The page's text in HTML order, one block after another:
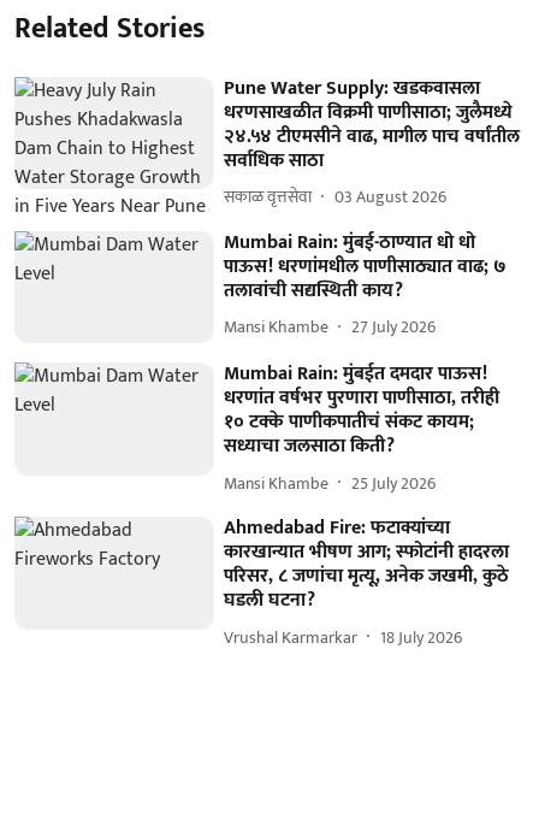
Related Stories
Pune Water Supply: खडकवासला
धरणसाखळीत विक्रमी पाणीसाठा; जुलैमध्ये
२४.५४ टीएमसीने वाढ, मागील पाच वर्षांतील
सर्वाधिक साठा
सकाळ वृत्तसेवा 03 August 2026
Mumbai Rain: मुंबई-ठाण्यात धो धो
पाऊस! धरणांमधील पाणीसाठ्यात वाढ; ७
तलावांची सद्यस्थिती काय?
Mansi Khambe 27 July 2026
Mumbai Rain: मुंबईत दमदार पाऊस!
धरणांत वर्षभर पुरणारा पाणीसाठा, तरीही
१० टक्के पाणीकपातीचं संकट कायम;
सध्याचा जलसाठा किती?
Mansi Khambe 25 July 2026
Ahmedabad Fire: फटाक्यांच्या
कारखान्यात भीषण आग; स्फोटांनी हादरला
परिसर, ८ जणांचा मृत्यू, अनेक जखमी, कुठे
घडली घटना?
Vrushal Karmarkar 18 July 2026